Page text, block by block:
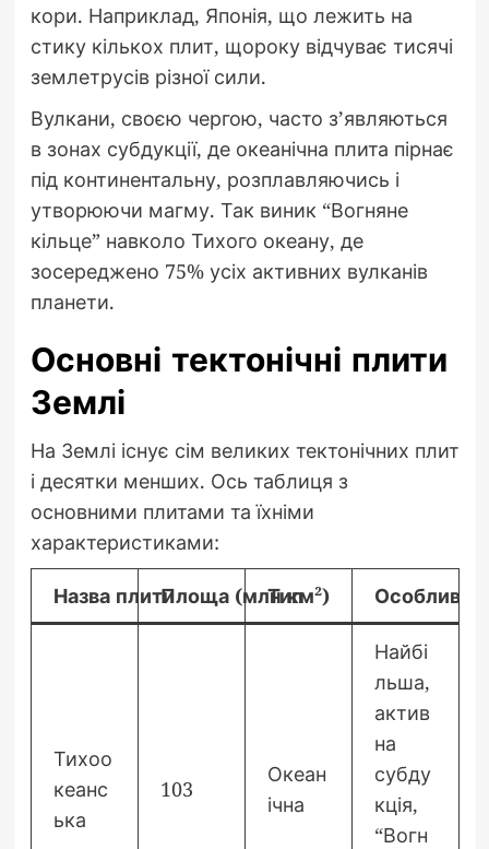
кори. Наприклад, Японія, що лежить на
стику кількох плит, щороку відчуває тисячі
землетрусів різної сили.
Вулкани, своєю чергою, часто з’являються
в зонах субдукції, де океанічна плита пірнає
під континентальну, розплавляючись і
утворюючи магму. Так виник “Вогняне
кільце” навколо Тихого океану, де
зосереджено 75% усіх активних вулканів
планети.
Основні тектонічні плити
Землі
На Землі існує сім великих тектонічних плит
і десятки менших. Ось таблиця з
основними плитами та їхніми
характеристиками:
Назва плитиПлоща (млн км²)
Тип
Тихоо
кеанс
ька
103
Океан
ічна
Найбі
льша,
актив
на
субду
кція,
“Вогн